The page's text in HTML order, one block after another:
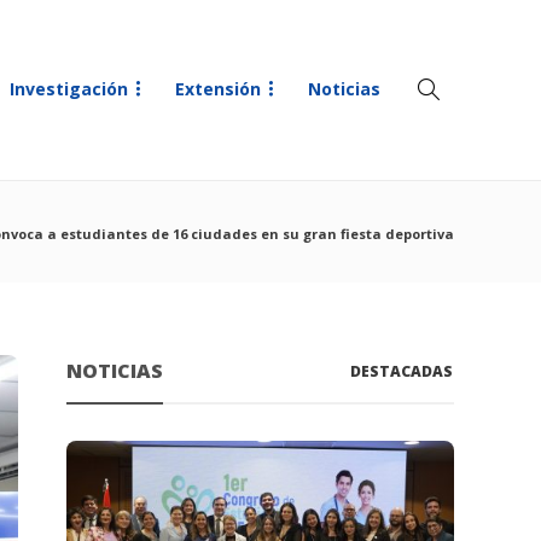
Investigación Extensión Noticias
a estudiantes de 16 ciudades en su gran fiesta deportiva
NOTICIAS DESTACADAS